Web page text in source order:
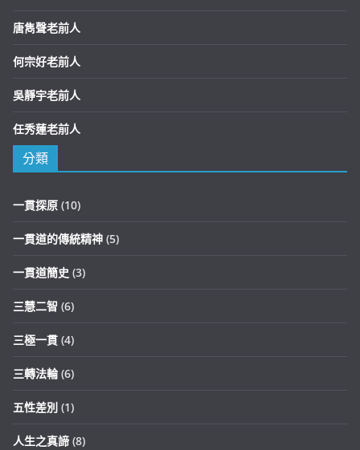
唐雋聲老前人
何宗好老前人
吳靜宇老前人
任秀蓮老前人
分類
一貫探原 (10)
一貫道的傳統精神 (5)
一貫道簡史 (3)
三慧二智 (6)
三極一貫 (4)
三轉法輪 (6)
五性差別 (1)
人生之真諦 (8)